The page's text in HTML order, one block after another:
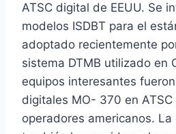
ATSC digital de EEUU. Se
modelos ISDBT para el
adoptado recientemente
sistema DTMB utilizado en
equipos interesantes
digitales MO- 370 en ATSC
operadores americanos.